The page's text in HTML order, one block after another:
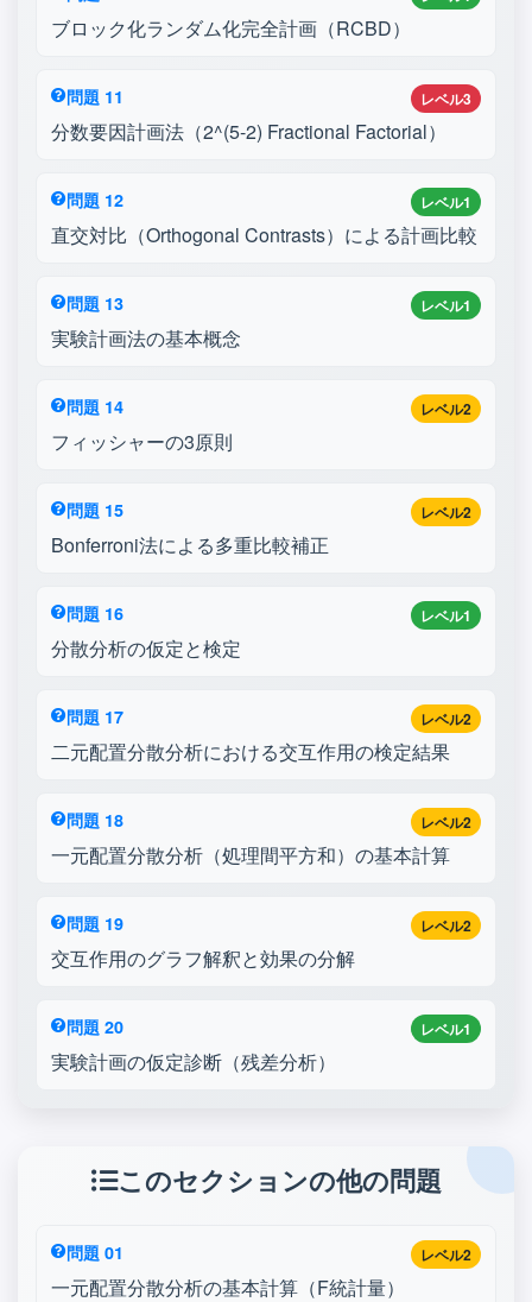
ブロック化ランダム化完全計画（RCBD）
レベル3
問題 11
分数要因計画法（2^(5-2) Fractional Factorial）
レベル1
問題 12
直交対比（Orthogonal Contrasts）による計画比較
レベル1
問題 13
実験計画法の基本概念
レベル2
問題 14
フィッシャーの3原則
レベル2
問題 15
Bonferroni法による多重比較補正
レベル1
問題 16
分散分析の仮定と検定
レベル2
問題 17
二元配置分散分析における交互作用の検定結果
レベル2
問題 18
一元配置分散分析（処理間平方和）の基本計算
レベル2
問題 19
交互作用のグラフ解釈と効果の分解
レベル1
問題 20
実験計画の仮定診断（残差分析）
このセクションの他の問題
レベル2
問題 01
一元配置分散分析の基本計算（F統計量）